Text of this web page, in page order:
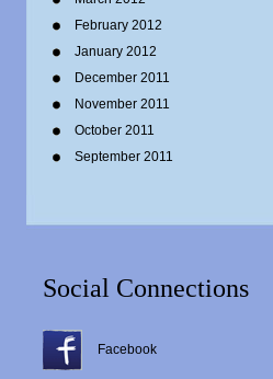
February 2012
January 2012
December 2011
November 2011
October 2011
September 2011
Social Connections
Facebook